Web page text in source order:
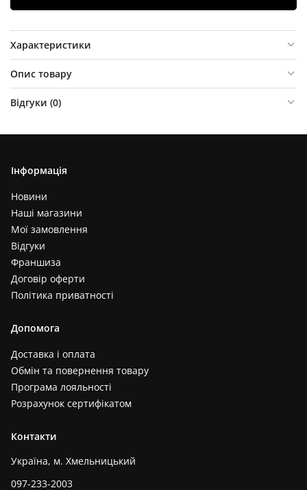
Характеристики
Опис товару
Відгуки (0)
Інформація
Новини
Наші магазини
Мої замовлення
Відгуки
Франшиза
Договір оферти
Політика приватності
Допомога
Доставка і оплата
Обмін та повернення товару
Програма лояльності
Розрахунок сертифікатом
Контакти
Україна, м. Хмельницький
097-233-2003